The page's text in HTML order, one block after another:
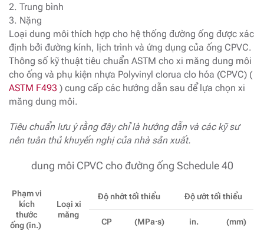
2. Trung bình
3. Nặng
Loại dung môi thích hợp cho hệ thống đường ống được xác
định bởi đường kính, lịch trình và ứng dụng của ống CPVC.
Thông số kỹ thuật tiêu chuẩn ASTM cho xi măng dung môi
cho ống và phụ kiện nhựa Polyvinyl clorua clo hóa (CPVC) (
ASTM F493 ) cung cấp các hướng dẫn sau để lựa chọn xi
măng dung môi.
Tiêu chuẩn lưu ý rằng đây chỉ là hướng dẫn và các kỹ sư
nên tuân thủ khuyến nghị của nhà sản xuất.
dung môi CPVC cho đường ống Schedule 40
Phạm vi
kích
thước
ống (in.)
Loại xi
măng
Độ nhớt tối thiểu Độ ướt tối thiểu
CP (MPa·s) in. (mm)